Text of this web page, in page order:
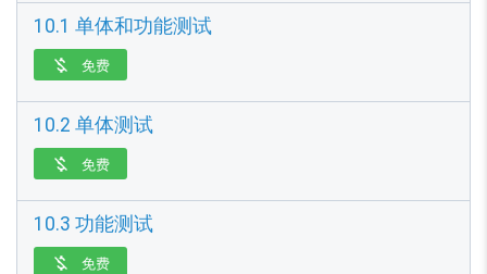
10.1 单体和功能测试
 免费
10.2 单体测试
 免费
10.3 功能测试
 免费